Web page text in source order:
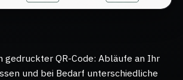
gedruckter QR-Code: Abläufe an Ihr
und bei Bedarf unterschiedliche